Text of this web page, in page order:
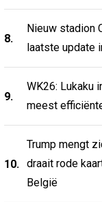
8.
Nieuw stadion
laatste update
9.
WK26: Lukaku
meest
10.
Trump mengt
draait rode
België